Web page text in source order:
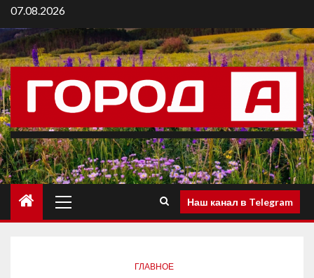
07.08.2026
Наш канал в Telegram
ГЛАВНОЕ